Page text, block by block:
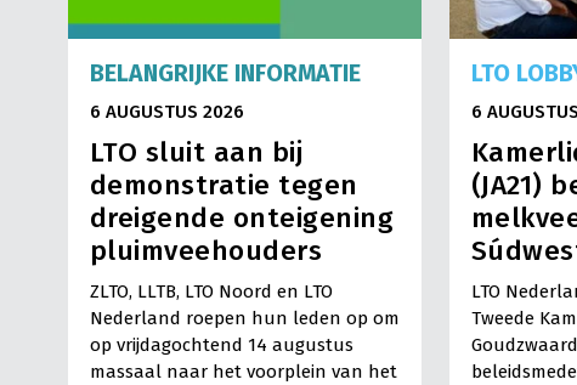
BELANGRIJKE INFORMATIE
6 AUGUSTUS 2026
LTO sluit aan bij
demonstratie tegen
dreigende onteigening
pluimveehouders
ZLTO, LLTB, LTO Noord en LTO
Nederland roepen hun leden op om
op vrijdagochtend 14 augustus
massaal naar het voorplein van het
LTO
6
(JA21)
LTO
Tweede